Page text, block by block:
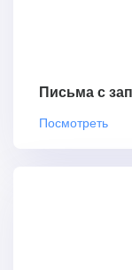
Письма с
Посмотреть